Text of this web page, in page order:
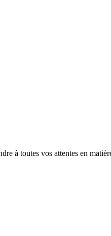
à toutes vos attentes en